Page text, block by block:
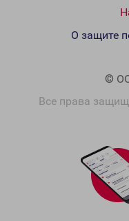
©
Все права
О защите